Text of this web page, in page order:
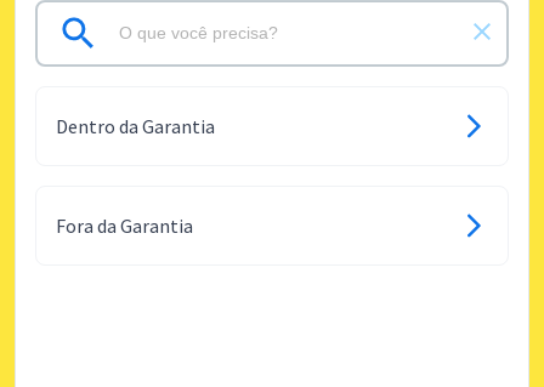
Dentro da Garantia
Fora da Garantia